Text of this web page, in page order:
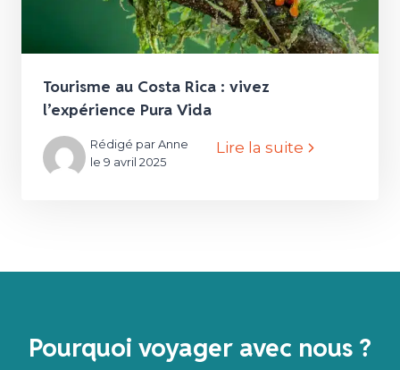
Tourisme au Costa Rica : vivez
l’expérience Pura Vida
Rédigé par Anne
le 9 avril 2025
Lire la suite
Pourquoi voyager avec nous ?